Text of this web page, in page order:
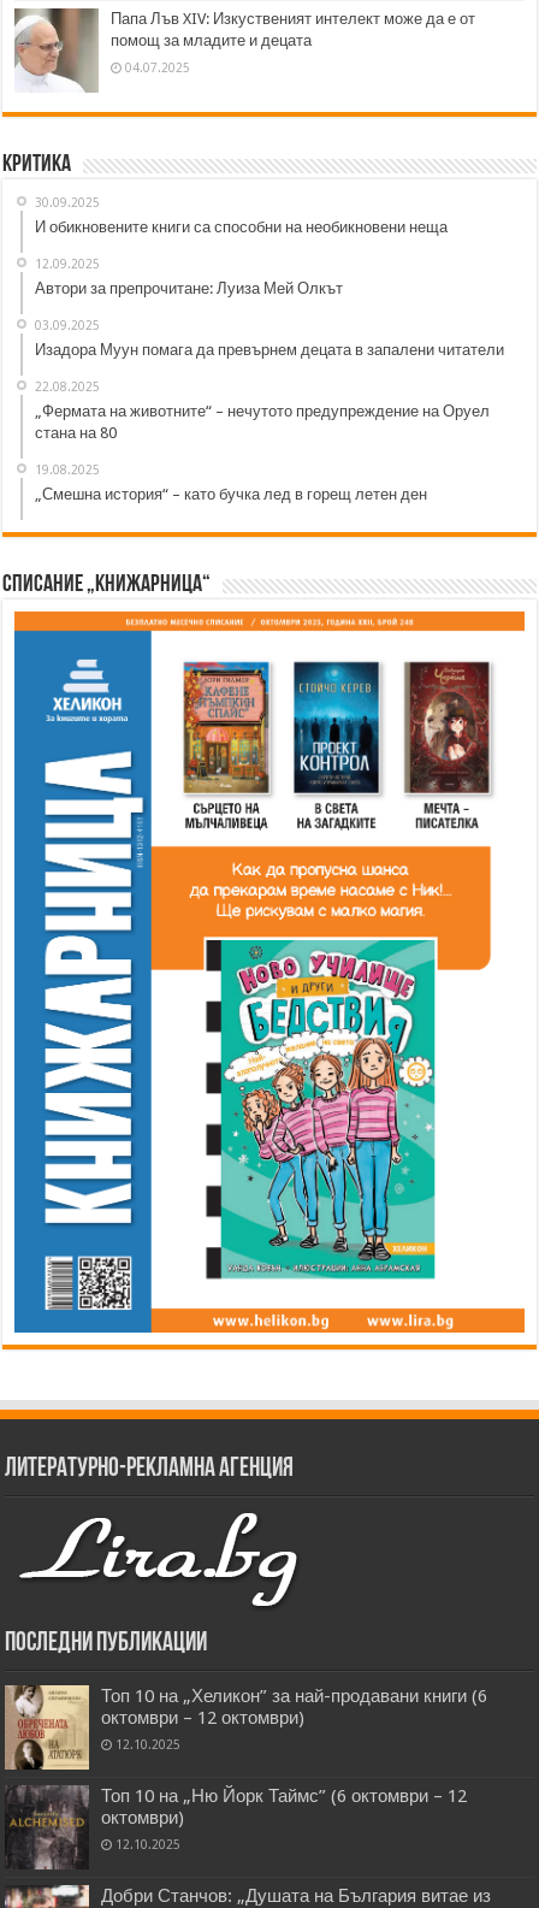
Папа Лъв XIV: Изкуственият интелект може да е от
помощ за младите и децата
04.07.2025
Критика
30.09.2025
И обикновените книги са способни на необикновени неща
12.09.2025
Автори за препрочитане: Луиза Мей Олкът
03.09.2025
Изадора Муун помага да превърнем децата в запалени читатели
22.08.2025
„Фермата на животните“ – нечутото предупреждение на Оруел
стана на 80
19.08.2025
„Смешна история“ – като бучка лед в горещ летен ден
Списание „Книжарница“
Литературно-рекламна агенция
Последни публикации
Топ 10 на „Хеликон” за най-продавани книги (6
октомври – 12 октомври)
12.10.2025
Топ 10 на „Ню Йорк Таймс” (6 октомври – 12
октомври)
12.10.2025
Добри Станчов: „Душата на България витае из